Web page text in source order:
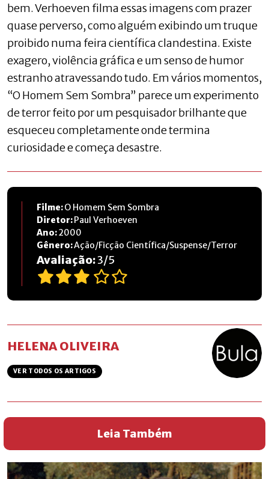
bem. Verhoeven filma essas imagens com prazer
quase perverso, como alguém exibindo um truque
proibido numa feira científica clandestina. Existe
exagero, violência gráfica e um senso de humor
estranho atravessando tudo. Em vários momentos,
“O Homem Sem Sombra” parece um experimento
de terror feito por um pesquisador brilhante que
esqueceu completamente onde termina
curiosidade e começa desastre.
Filme:O Homem Sem Sombra
Diretor:Paul Verhoeven
Ano:2000
Gênero:Ação/Ficção Científica/Suspense/Terror
Avaliação:3/5
HELENA OLIVEIRA
VER TODOS OS ARTIGOS
Leia Também